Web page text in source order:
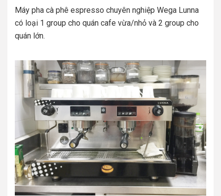
Máy pha cà phê espresso chuyên nghiệp Wega Lunna
có loại 1 group cho quán cafe vừa/nhỏ và 2 group cho
quán lớn.